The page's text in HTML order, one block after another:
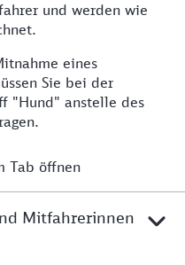
und werden wie
eines
Sie bei der
"Hund" anstelle des
Tab öffnen
Mitfahrerinnen